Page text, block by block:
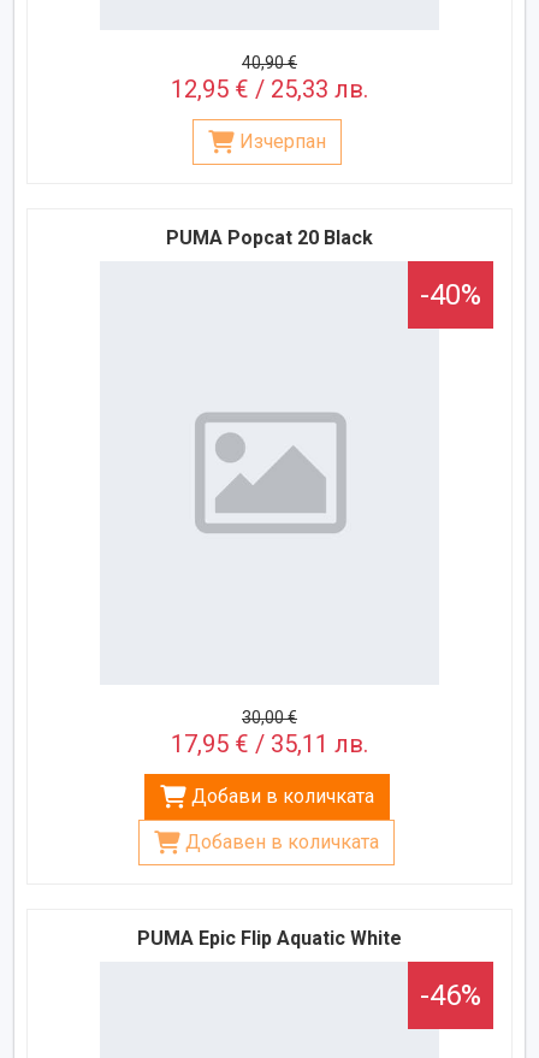
40,90 €
12,95 € / 25,33 лв.
Изчерпан
PUMA Popcat 20 Black
-40%
30,00 €
17,95 € / 35,11 лв.
Добави в количката
Добавен в количката
PUMA Epic Flip Aquatic White
-46%